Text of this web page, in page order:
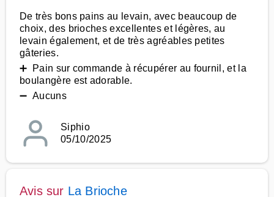
De très bons pains au levain, avec beaucoup de
choix, des brioches excellentes et légères, au
levain également, et de très agréables petites
gâteries.
➕ Pain sur commande à récupérer au fournil, et la
boulangère est adorable.
➖ Aucuns
Siphio
05/10/2025
Avis sur La Brioche